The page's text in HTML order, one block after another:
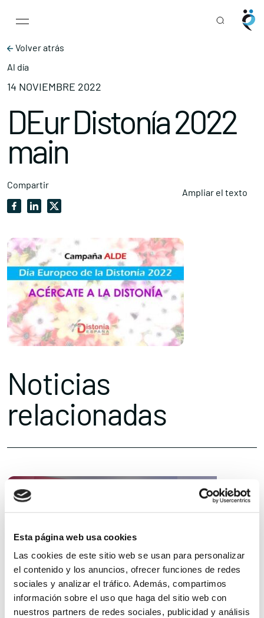
Esta página web usa cookies
Las cookies de este sitio web se usan para personalizar
el contenido y los anuncios, ofrecer funciones de redes
sociales y analizar el tráfico. Además, compartimos
información sobre el uso que haga del sitio web con
nuestros partners de redes sociales, publicidad y análisis
Main Navigation
Volver atrás
Al día
14 NOVIEMBRE 2022
DEur Distonía 2022
main
Compartir
Ampliar el texto
Noticias
relacionadas